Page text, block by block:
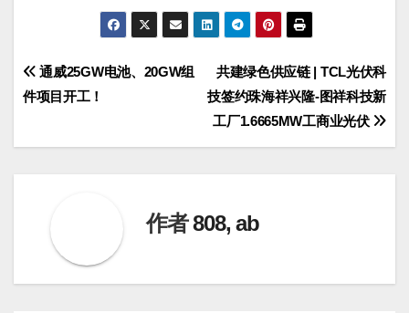
文
章
导
共建绿色供应链 | TCL光伏科
技签约珠海祥兴隆-图祥科技新
工厂1.6665MW工商业光伏
通威25GW电池、20GW组
件项目开工！
作者808, ab